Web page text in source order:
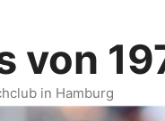
von
in Hamburg